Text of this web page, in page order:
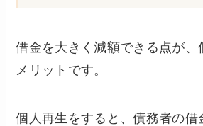
借金を大きく減額できる点が、
メリットです。
個人再生をすると、債務者の借